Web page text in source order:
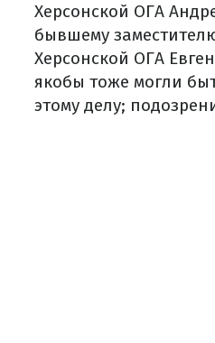
Херсонской ОГА
бывшему
Херсонской ОГА
якобы тоже могли
этому делу;